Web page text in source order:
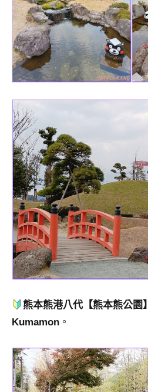
熊本熊港八代【熊本熊公園】
Kumamon 。